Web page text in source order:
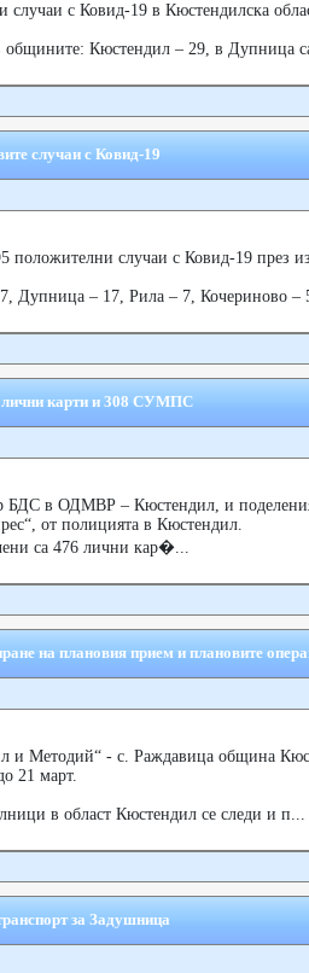
с Ковид-19 в Кюстендилска
общините: Кюстендил – 29, в Дупница
случаи с Ковид-19
положителни случаи с Ковид-19 през
Дупница – 17, Рила – 7, Кочериново –
карти и 308 СУМПС
БДС в ОДМВР – Кюстендил, и
от полицията в Кюстендил.
са 476 лични кар�...
на плановия прием и плановите
Методий“ - с. Раждавица община
21 март.
в област Кюстендил се следи и п...
за Задушница